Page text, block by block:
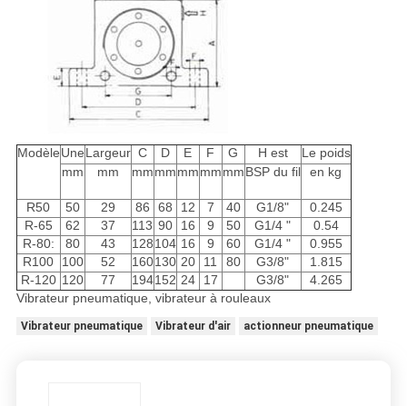
ModèleUneLargeur C D E F G H est
Le poids
mm
mm mmmmmmmmmmBSP du fil en kg
R50 50 29 86 68 12 7 40 G1/8"
0.245
R-65
62 37 113 90 16 9 50 G1/4 "
0.54
R-80:
80 43 128104 16 9 60 G1/4 "
0.955
R100
100 52 160130 20 11 80 G3/8"
1.815
R-120 120 77 194152 24 17 G3/8"
4.265
Vibrateur pneumatique, vibrateur à rouleaux
Vibrateur pneumatique Vibrateur d'air actionneur pneumatique